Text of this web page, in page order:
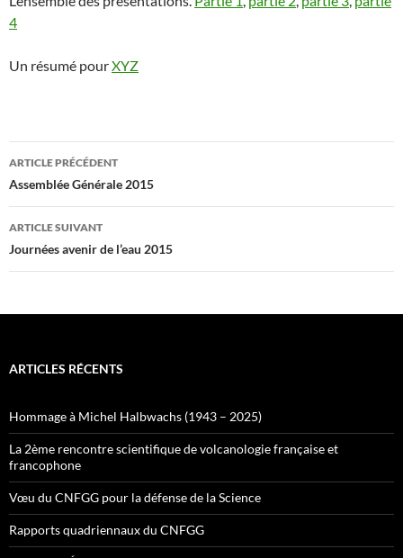
4
Un résumé pourXYZ
Navigation
des
articles
ARTICLE PRÉCÉDENT
Assemblée Générale 2015
ARTICLE SUIVANT
Journées avenir de l’eau 2015
ARTICLES RÉCENTS
Hommage à Michel Halbwachs (1943 – 2025)
La 2ème rencontre scientifique de volcanologie française et
francophone
Vœu du CNFGG pour la défense de la Science
Rapports quadriennaux du CNFGG